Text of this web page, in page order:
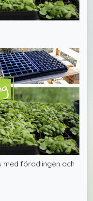
med förodlingen och